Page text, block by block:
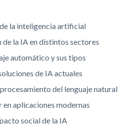
la inteligencia artificial
la IA en distintos sectores
automático y sus tipos
de IA actuales
del lenguaje natural
aplicaciones modernas
social de la IA